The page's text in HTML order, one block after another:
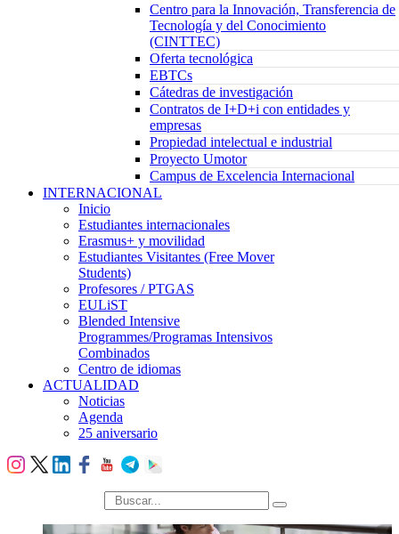
Centro para la Innovación, Transferencia de
Tecnología y del Conocimiento
(CINTTEC)
Oferta tecnológica
EBTCs
Cátedras de investigación
Contratos de I+D+i con entidades y
empresas
Propiedad intelectual e industrial
Proyecto Umotor
Campus de Excelencia Internacional
INTERNACIONAL
Inicio
Estudiantes internacionales
Erasmus+ y movilidad
Estudiantes Visitantes (Free Mover
Students)
Profesores / PTGAS
EULiST
Blended Intensive
Programmes/Programas Intensivos
Combinados
Centro de idiomas
ACTUALIDAD
Noticias
Agenda
25 aniversario
búsqueda